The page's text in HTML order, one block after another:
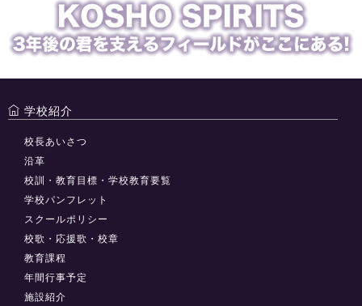
学校紹介
校長あいさつ
沿革
校訓・教育目標・学校教育要覧
学校パンフレット
スクールポリシー
校歌・応援歌・校章
教育課程
年間行事予定
施設紹介